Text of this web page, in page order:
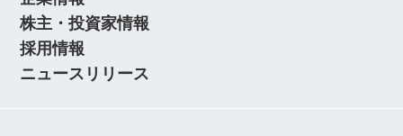
株主・投資家情報
採用情報
ニュースリリース